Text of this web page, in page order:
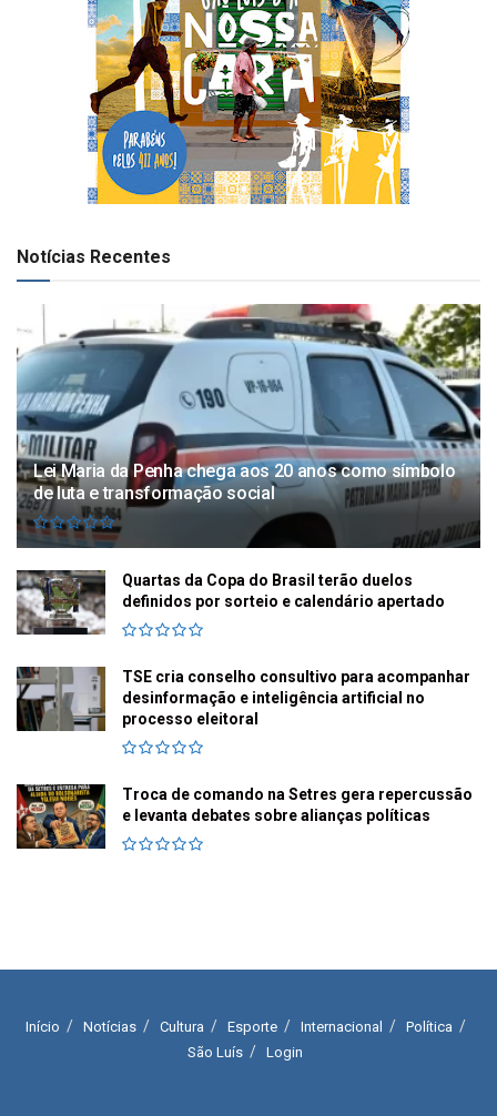
Notícias Recentes
Lei Maria da Penha chega aos 20 anos como símbolo
de luta e transformação social
Quartas da Copa do Brasil terão duelos
definidos por sorteio e calendário apertado
TSE cria conselho consultivo para acompanhar
desinformação e inteligência artificial no
processo eleitoral
Troca de comando na Setres gera repercussão
e levanta debates sobre alianças políticas
Início Notícias Cultura Esporte Internacional
Política
São Luís
Login